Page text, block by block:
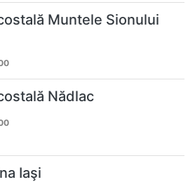
Muntele Sionului
Nădlac
Iaşi